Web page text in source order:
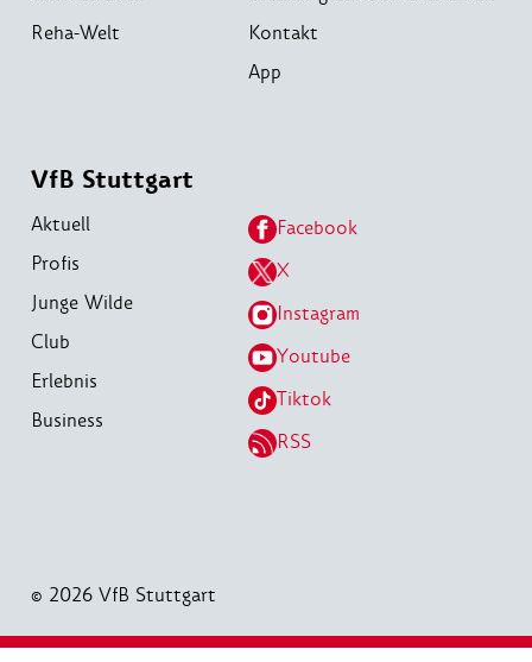
Reha-Welt
Kontakt
App
VfB Stuttgart
Aktuell
Profis
Junge Wilde
Club
Erlebnis
Business
Facebook
X
Instagram
Youtube
Tiktok
RSS
© 2026 VfB Stuttgart